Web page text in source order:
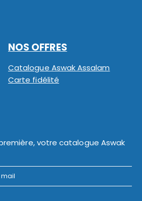
NOS OFFRES
Catalogue Aswak Assalam
Carte fidélité
votre catalogue Aswak